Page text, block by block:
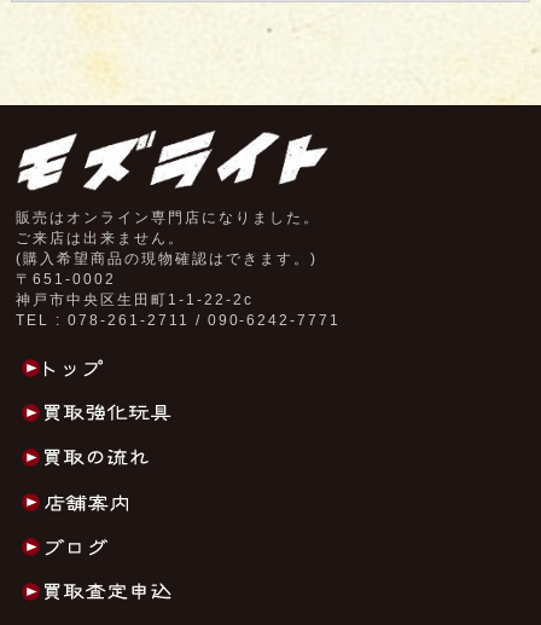
販売はオンライン専門店になりました。
ご来店は出来ません。
(購入希望商品の現物確認はできます。)
〒651-0002
神戸市中央区生田町1-1-22-2c
TEL : 078-261-2711 / 090-6242-7771